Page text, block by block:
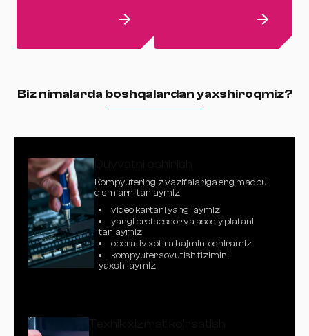
aerografiya, RGB...
Biz nimalarda boshqalardan yaxshiroqmiz?
Kompyuteringiz vazifalariga eng maqbul
qismlarni tanlaymiz
video kartani yangilaymiz
yangi protsessor va asosiy platani
tanlaymiz
operativ xotira hajmini oshiramiz
kompyuter sovutish tizimini
yaxshilaymiz